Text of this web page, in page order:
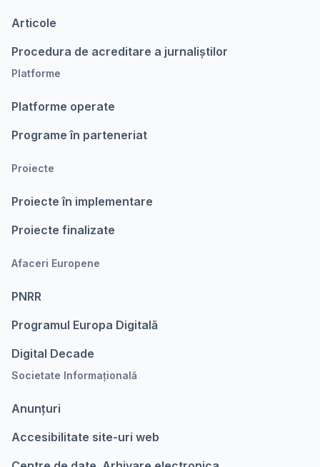
Articole
Procedura de acreditare a jurnaliștilor
Platforme
Platforme operate
Programe în parteneriat
Proiecte
Proiecte în implementare
Proiecte finalizate
Afaceri Europene
PNRR
Programul Europa Digitalǎ
Digital Decade
Societate Informațională
Anunțuri
Accesibilitate site-uri web